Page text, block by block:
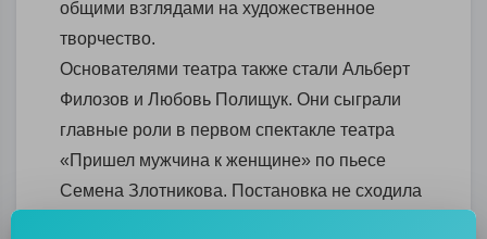
общими взглядами на художественное
творчество.
Основателями театра также стали Альберт
Филозов и Любовь Полищук. Они сыграли
главные роли в первом спектакле театра
«Пришел мужчина к женщине» по пьесе
Семена Злотникова. Постановка не сходила